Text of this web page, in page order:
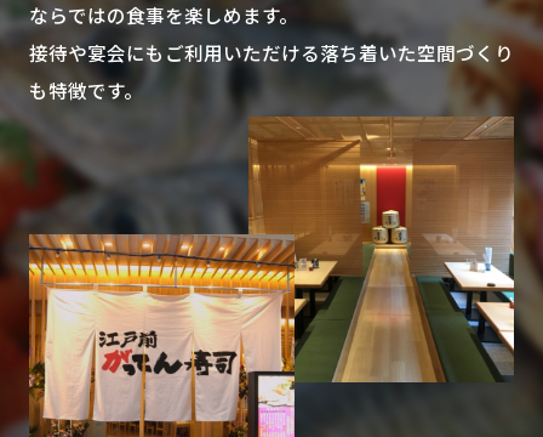
ならではの食事を楽しめます。
接待や宴会にもご利用いただける落ち着いた空間づくり
も特徴です。